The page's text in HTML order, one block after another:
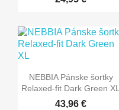
NEBBIA Pánske šortky
Relaxed-fit Dark Green XL
43,96 €